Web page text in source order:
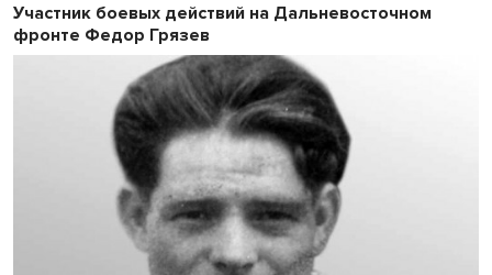
Участник боевых действий на Дальневосточном
фронте Федор Грязев